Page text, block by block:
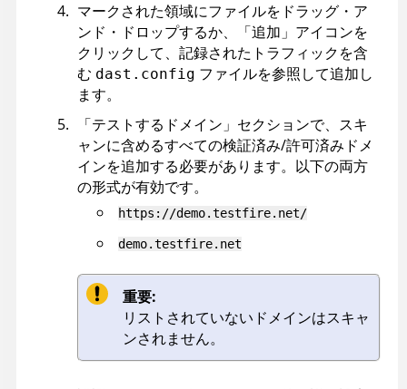
マークされた領域にファイルをドラッグ・ア
ンド・ドロップするか、「追加」アイコンを
クリックして、記録されたトラフィックを含
む dast.config ファイルを参照して追加し
ます。
「テストするドメイン」セクションで、スキ
ャンに含めるすべての検証済み/許可済みドメ
インを追加する必要があります。以下の両方
の形式が有効です。
https://demo.testfire.net/
demo.testfire.net
重要:
リストされていないドメインはスキャ
ンされません。